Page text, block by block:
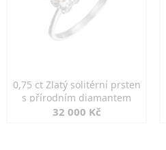
0,75 ct Zlatý solitérní prsten
s přírodním diamantem
32 000 Kč